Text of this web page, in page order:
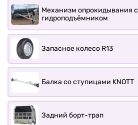
Механизм опрокидывания с
гидроподъёмником
Запасное колесо R13
Балка со ступицами KNOTT
Задний борт-трап